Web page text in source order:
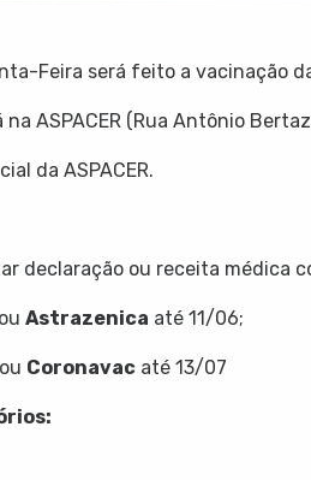
Feira será feito a vacinação
ASPACER (Rua Antônio
da ASPACER.
declaração ou receita médica
Astrazenica até 11/06;
Coronavac até 13/07